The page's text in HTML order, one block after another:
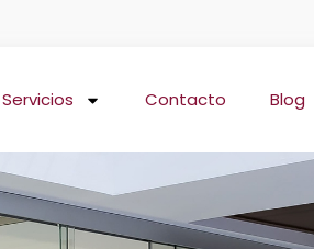
Servicios Contacto Blog